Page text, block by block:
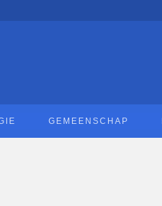
GEMEENSCHAP